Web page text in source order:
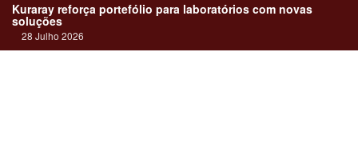
Kuraray reforça portefólio para laboratórios com novas
soluções
28 Julho 2026
"Devemos encarar cada caso como uma história construída